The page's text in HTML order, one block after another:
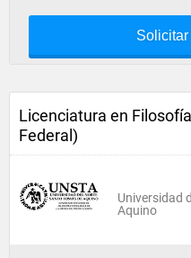
Licenciatura en
Federal)
Universidad
Aquino